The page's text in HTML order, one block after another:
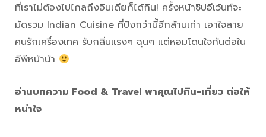
ที่เราไม่ต้องไปไกลถึงอินเดียก็ได้กิน! ครั้งหน้าซิปอีเว้นท์จะ
มัดรวม Indian Cuisine ที่ปังกว่านี้อีกล้านเท่า เอาใจสาย
คนรักเครื่องเทศ รับกลิ่นแรงๆ ฉุนๆ แต่หอมโดนใจกันต่อใน
อีพีหน้าน้า
อ่านบทความ Food & Travel พาคุณไปกิน-เที่ยว ต่อให้
หนำใจ